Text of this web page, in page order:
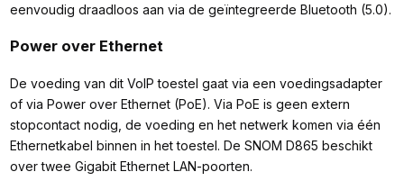
eenvoudig draadloos aan via de geïntegreerde Bluetooth (5.0).
Power over Ethernet
De voeding van dit VoIP toestel gaat via een voedingsadapter
of via Power over Ethernet (PoE). Via PoE is geen extern
stopcontact nodig, de voeding en het netwerk komen via één
Ethernetkabel binnen in het toestel. De SNOM D865 beschikt
over twee Gigabit Ethernet LAN-poorten.